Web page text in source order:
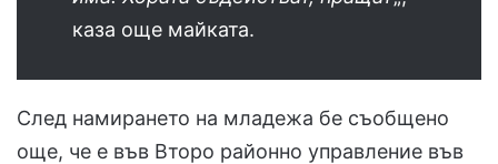
каза още майката.
След намирането на младежа бе съобщено
още, че е във Второ районно управление във